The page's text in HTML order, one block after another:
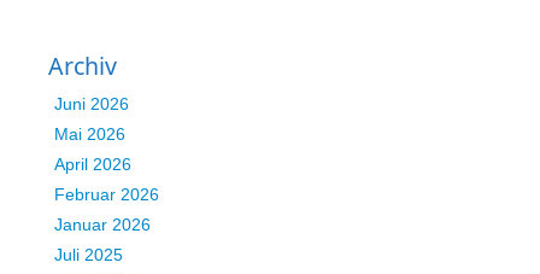
Archiv
Juni 2026
Mai 2026
April 2026
Februar 2026
Januar 2026
Juli 2025